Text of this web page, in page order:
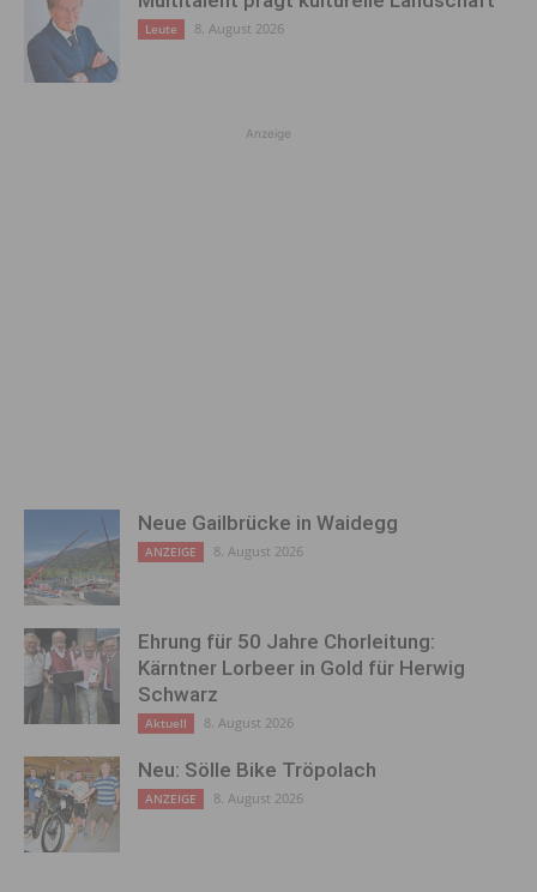
Leute 8. August 2026
Anzeige
Neue Gailbrücke in Waidegg
ANZEIGE 8. August 2026
Ehrung für 50 Jahre Chorleitung:
Kärntner Lorbeer in Gold für Herwig
Schwarz
Aktuell 8. August 2026
Neu: Sölle Bike Tröpolach
ANZEIGE 8. August 2026